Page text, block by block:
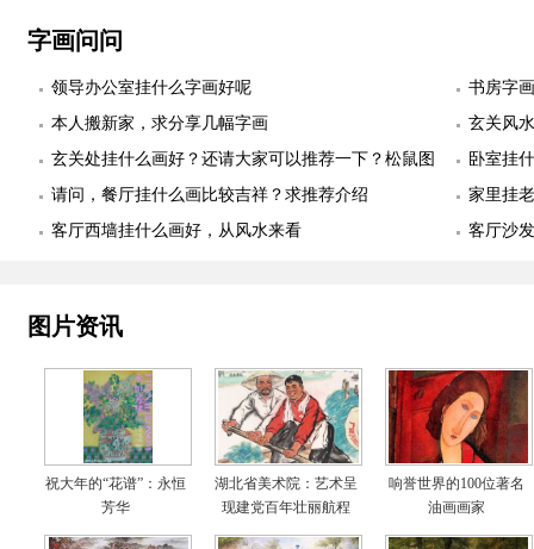
字画问问
领导办公室挂什么字画好呢
书房字
本人搬新家，求分享几幅字画
玄关风
玄关处挂什么画好？还请大家可以推荐一下？松鼠图
适合么？
卧室挂
幅
请问，餐厅挂什么画比较吉祥？求推荐介绍
家里挂
客厅西墙挂什么画好，从风水来看
客厅沙
图片资讯
祝大年的“花谱”：永恒
芳华
湖北省美术院：艺术呈
现建党百年壮丽航程
响誉世界的100位著名
油画画家